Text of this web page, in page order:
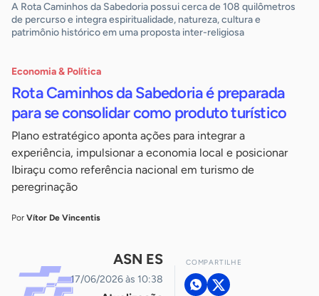
A Rota Caminhos da Sabedoria possui cerca de 108 quilômetros
de percurso e integra espiritualidade, natureza, cultura e
patrimônio histórico em uma proposta inter-religiosa
Economia & Política
Rota Caminhos da Sabedoria é preparada
para se consolidar como produto turístico
Plano estratégico aponta ações para integrar a
experiência, impulsionar a economia local e posicionar
Ibiraçu como referência nacional em turismo de
peregrinação
Por Vítor De Vincentis
ASN ES
17/06/2026 às 10:38
COMPARTILHE